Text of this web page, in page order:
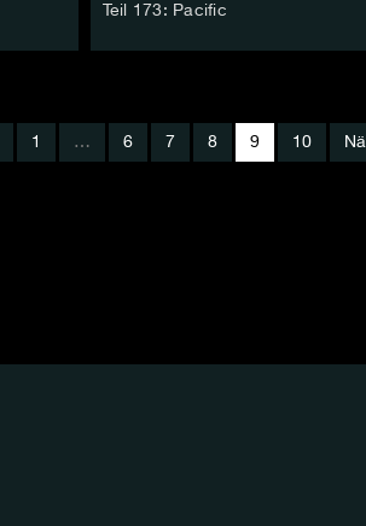
Teil 173: Pacific
1 … 6 7 8 9 10